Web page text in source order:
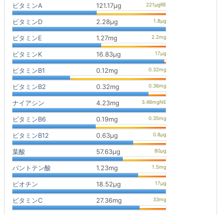
ビタミンA
121.17μg
ビタミンD 2.28μg
ビタミンE 1.27mg
ビタミンK 16.83μg
ビタミンB1 0.12mg
ビタミンB2 0.32mg
ナイアシン 4.23mg
ビタミンB6 0.19mg
ビタミンB12 0.63μg
葉酸 57.63μg
パントテン酸 1.23mg
ビオチン 18.52μg
ビタミンC 27.36mg